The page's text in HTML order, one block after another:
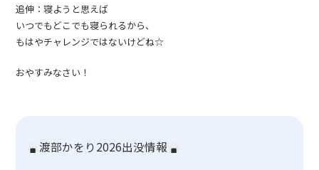
追伸：寝ようと思えば
いつでもどこでも寝られるから、
もはやチャレンジではないけどね☆
おやすみなさい！
渡部かをり2026出没情報